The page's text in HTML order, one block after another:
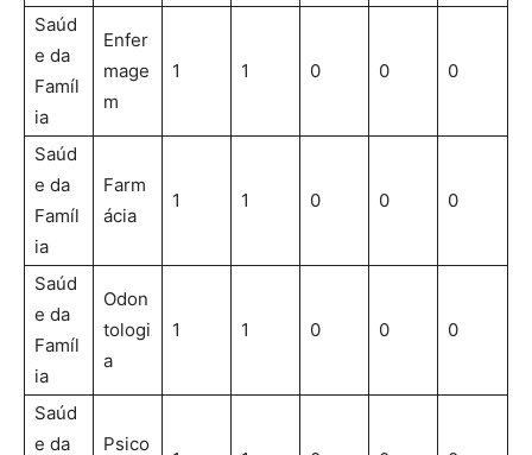
Saúd
e da
Famíl
ia
Enfer
mage
m
1 1 0 0 0
Saúd
e da
Famíl
ia
Farm
ácia
1 1 0 0 0
Saúd
e da
Famíl
ia
Odon
tologi
a
1 1 0 0 0
Saúd
e da
Psico